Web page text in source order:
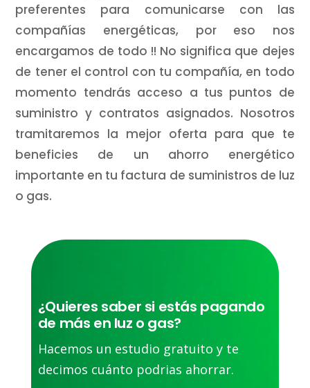
preferentes para comunicarse con las
compañías energéticas, por eso nos
encargamos de todo !! No significa que dejes
de tener el control con tu compañía, en todo
momento tendrás acceso a tus puntos de
suministro y contratos asignados. Nosotros
tramitaremos la mejor oferta para que te
beneficies de un ahorro energético
importante en tu factura de suministros de luz
o gas.
¿Quieres saber si estás pagando
de más en luz o gas?
Hacemos un estudio gratuito y te
decimos cuánto podrias ahorrar.